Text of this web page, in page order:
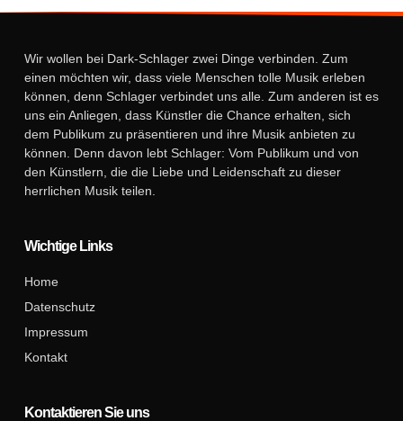
Wir wollen bei Dark-Schlager zwei Dinge verbinden. Zum
einen möchten wir, dass viele Menschen tolle Musik erleben
können, denn Schlager verbindet uns alle. Zum anderen ist es
uns ein Anliegen, dass Künstler die Chance erhalten, sich
dem Publikum zu präsentieren und ihre Musik anbieten zu
können. Denn davon lebt Schlager: Vom Publikum und von
den Künstlern, die die Liebe und Leidenschaft zu dieser
herrlichen Musik teilen.
Wichtige Links
Home
Datenschutz
Impressum
Kontakt
Kontaktieren Sie uns